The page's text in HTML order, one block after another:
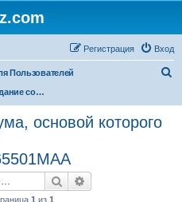
Вход
Регистрация
Пользователей
Дело_=Создание социума, основой которого является эффект синергии_=20220126165501МАА
основой которого
Поиск
1 из 1